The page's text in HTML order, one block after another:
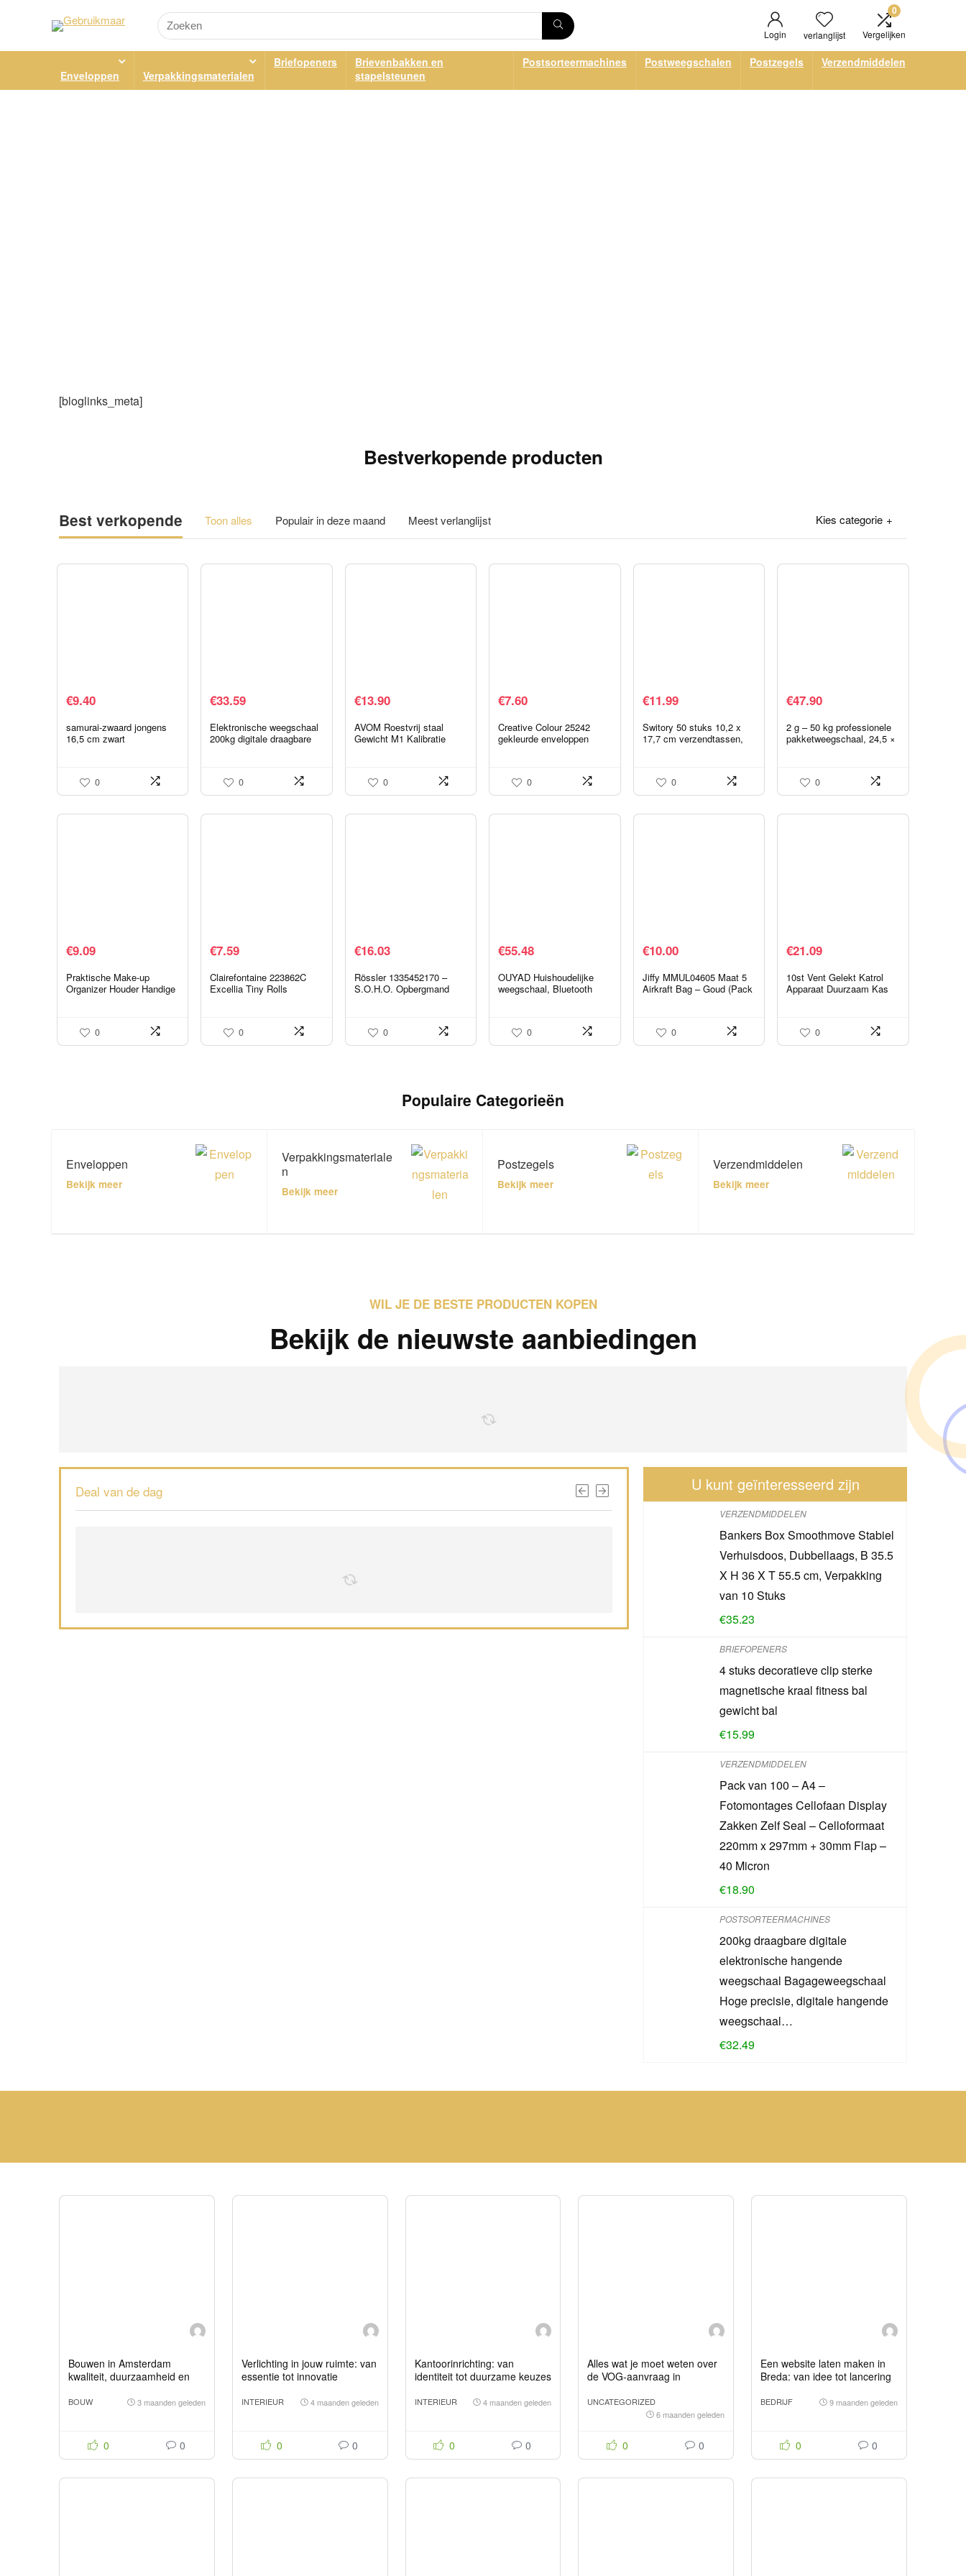
Login verlanglijst
0
Vergelijken
Enveloppen Verpakkingsmaterialen
Briefopeners
Brievenbakken en
stapelsteunen
Postsorteermachines Postweegschalen Postzegels Verzendmiddelen
[bloglinks_meta]
Bestverkopende producten
Best verkopende Toon alles Populair in deze maand Meest verlanglijst Kies categorie
€9.40
samurai-zwaard jongens
16,5 cm zwart
0
€33.59
Elektronische weegschaal
200kg digitale draagbare
weegschaalbagage voor
buiten 0
€13.90
AVOM Roestvrij staal
Gewicht M1 Kalibratie
Gewichten Lcd scherm
Multi…0
€7.60
Creative Colour 25242
gekleurde enveloppen
0
€11.99
Switory 50 stuks 10,2 x
17,7 cm verzendtassen,
Bubble Lined Poly Mailer…
0
€47.90
2 g – 50 kg professionele
pakketweegschaal, 24,5 ×
brievenweegschaal…
0
€9.09
Praktische Make-up
Organizer Houder Handige
Schoonheidssalon…
0
€7.59
Clairefontaine 223862C
Excellia Tiny Rolls
breedte), 80 g, harten
0
€16.03
Rössler 1335452170 –
S.O.H.O. Opbergmand
0
€55.48
OUYAD Huishoudelijke
weegschaal, Bluetooth
Sensor Schakelaar, LED
Display Non…
0
€10.00
Jiffy MMUL04605 Maat 5
Airkraft Bag – Goud (Pack
0
€21.09
10st Vent Gelekt Katrol
Apparaat Duurzaam Kas
0
Populaire Categorieën
Enveloppen
Bekijk meer
Verpakkingsmateriale
n
Bekijk meer
Postzegels
Bekijk meer
Verzendmiddelen
Bekijk meer
WIL JE DE BESTE PRODUCTEN KOPEN
Bekijk de nieuwste aanbiedingen
Deal van de dag U kunt geïnteresseerd zijn
VERZENDMIDDELEN
Bankers Box Smoothmove Stabiel
Verhuisdoos, Dubbellaags, B 35.5
X H 36 X T 55.5 cm, Verpakking
van 10 Stuks
€35.23
BRIEFOPENERS
4 stuks decoratieve clip sterke
magnetische kraal fitness bal
gewicht bal
€15.99
VERZENDMIDDELEN
Pack van 100 – A4 –
Fotomontages Cellofaan Display
Zakken Zelf Seal – Celloformaat
220mm x 297mm + 30mm Flap –
40 Micron
€18.90
POSTSORTEERMACHINES
200kg draagbare digitale
elektronische hangende
weegschaal Bagageweegschaal
Hoge precisie, digitale hangende
weegschaal…
€32.49
Bouwen in Amsterdam
kwaliteit, duurzaamheid en
BOUW 3 maanden geleden
0 0
Verlichting in jouw ruimte: van
essentie tot innovatie
INTERIEUR 4 maanden geleden
0 0
Kantoorinrichting: van
identiteit tot duurzame keuzes
INTERIEUR 4 maanden geleden
0 0
Alles wat je moet weten over
de VOG-aanvraag in
UNCATEGORIZED
6 maanden geleden
0 0
Een website laten maken in
Breda: van idee tot lancering
BEDRIJF 9 maanden geleden
0 0